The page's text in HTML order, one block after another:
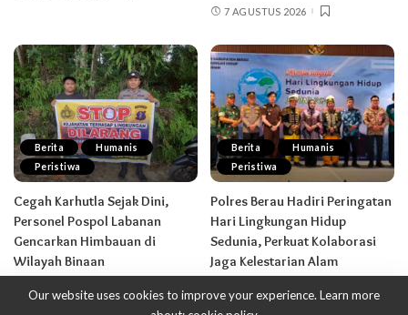
7 AGUSTUS 2026
Berita
Humanis
Peristiwa
Cegah Karhutla Sejak Dini,
Personel Pospol Labanan
Gencarkan Himbauan di
Wilayah Binaan
Berita
Humanis
Peristiwa
Polres Berau Hadiri Peringatan
Hari Lingkungan Hidup
Sedunia, Perkuat Kolaborasi
Jaga Kelestarian Alam
Our website uses cookies to improve your experience. Learn more